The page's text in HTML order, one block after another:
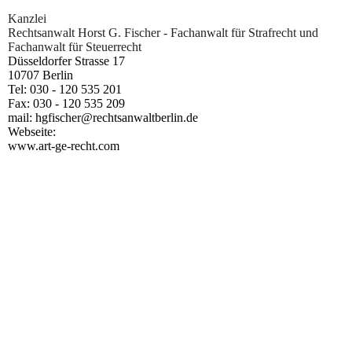
Kanzlei
Rechtsanwalt Horst G. Fischer - Fachanwalt für Strafrecht und
Fachanwalt für Steuerrecht
Düsseldorfer Strasse 17
10707 Berlin
Tel: 030 - 120 535 201
Fax: 030 - 120 535 209
mail: hgfischer@rechtsanwaltberlin.de
Webseite:
www.art-ge-recht.com